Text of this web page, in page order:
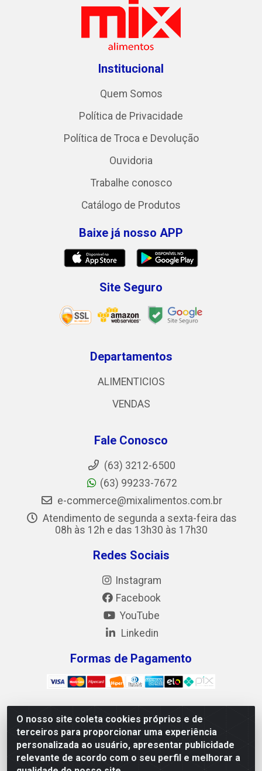
O nosso site coleta cookies próprios e de
terceiros para proporcionar uma experiência
personalizada ao usuário, apresentar publicidade
relevante de acordo com o seu perfil e melhorar a
Institucional
Quem Somos
Política de Privacidade
Política de Troca e Devolução
Ouvidoria
Trabalhe conosco
Catálogo de Produtos
Baixe já nosso APP
Site Seguro
Departamentos
ALIMENTICIOS
VENDAS
Fale Conosco
(63) 3212-6500
(63) 99233-7672
e-commerce@mixalimentos.com.br
Atendimento de segunda a sexta-feira das
08h às 12h e das 13h30 às 17h30
Redes Sociais
Instagram
Facebook
YouTube
Linkedin
Formas de Pagamento
Mix Alimentos LTDA - Quadra Asr Ne 55 (412 Norte),
Alameda 02, S/N - Plano Diretor Norte, Palmas/TO - CEP
77.006-540 - CNPJ 05.922.500/0001-02